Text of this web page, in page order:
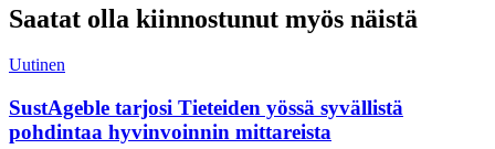
Saatat olla kiinnostunut myös näistä
Uutinen
SustAgeble tarjosi Tieteiden yössä syvällistä
pohdintaa hyvinvoinnin mittareista